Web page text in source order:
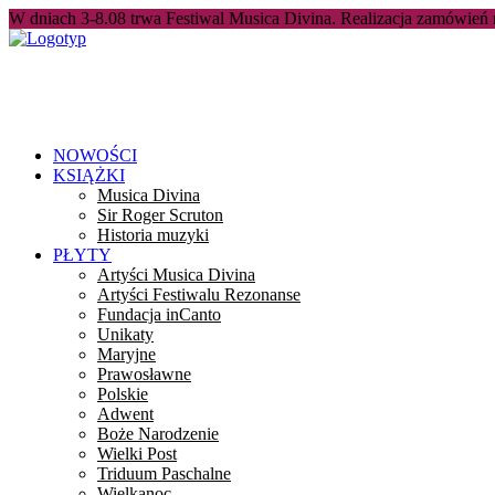
W dniach 3-8.08 trwa Festiwal Musica Divina. Realizacja
NOWOŚCI
KSIĄŻKI
Musica Divina
Sir Roger Scruton
Historia muzyki
PŁYTY
Artyści Musica Divina
Artyści Festiwalu Rezonanse
Fundacja inCanto
Unikaty
Maryjne
Prawosławne
Polskie
Adwent
Boże Narodzenie
Wielki Post
Triduum Paschalne